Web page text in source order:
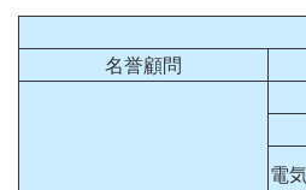
名誉顧問
電